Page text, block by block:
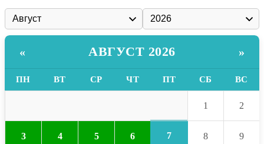
« АВГУСТ 2026 »
ПН ВТ СР ЧТ ПТ СБ ВС
1 2
3 4 5 6 7 8 9